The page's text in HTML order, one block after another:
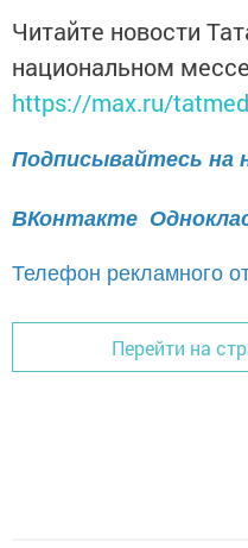
Читайте новости
национальном
https://max.ru/
Подписывайтесь на
ВКонтакте
Телефон рекламного
Перейти на